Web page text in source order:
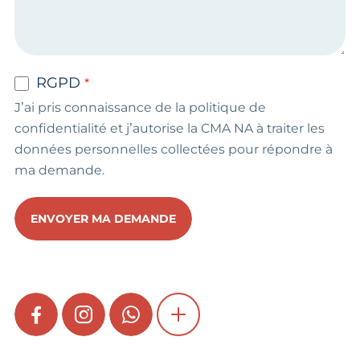
RGPD
J’ai pris connaissance de la politique de
confidentialité et j’autorise la CMA NA à traiter les
données personnelles collectées pour répondre à
ma demande.
ENVOYER MA DEMANDE
FACEBOOKINSTAGRAMWHATSAPPSHOW MORE